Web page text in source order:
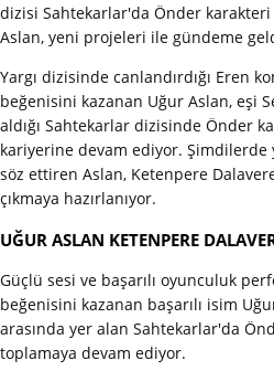
dizisi Sahtekarlar'da Önder karakteri
Aslan, yeni projeleri ile gündeme
Yargı dizisinde canlandırdığı Eren
beğenisini kazanan Uğur Aslan, eşi
aldığı Sahtekarlar dizisinde Önder
kariyerine devam ediyor.
söz ettiren Aslan, Ketenpere
çıkmaya hazırlanıyor.
UĞUR ASLAN KETENPERE
Güçlü sesi ve başarılı oyunculuk
beğenisini kazanan başarılı isim
arasında yer alan Sahtekarlar'da
toplamaya devam ediyor.